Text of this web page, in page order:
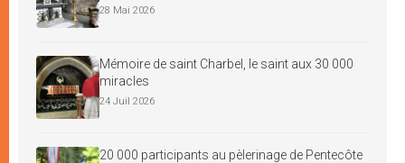
28 Mai 2026
Mémoire de saint Charbel, le saint aux 30 000
miracles
24 Juil 2026
20 000 participants au pèlerinage de Pentecôte